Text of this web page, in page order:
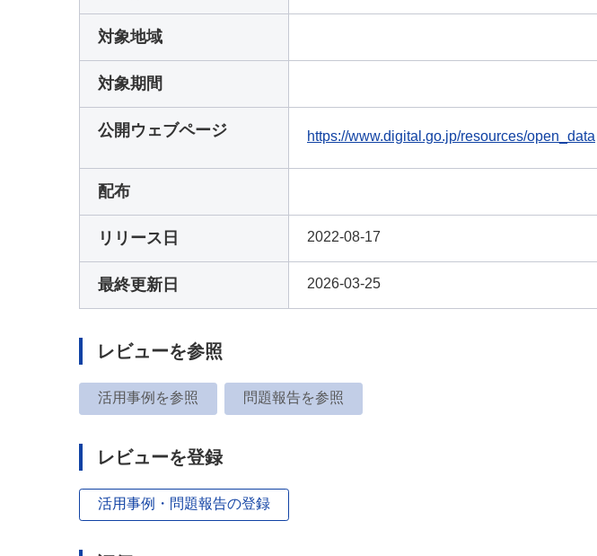
対象地域
対象期間
公開ウェブページ https://www.digital.go.jp/resources/open_data
配布
リリース日 2022-08-17
最終更新日 2026-03-25
レビューを参照
活用事例を参照 問題報告を参照
レビューを登録
活用事例・問題報告の登録